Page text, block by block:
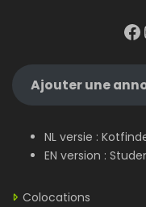
Ajouter une
NL versie :
EN version :
Colocations